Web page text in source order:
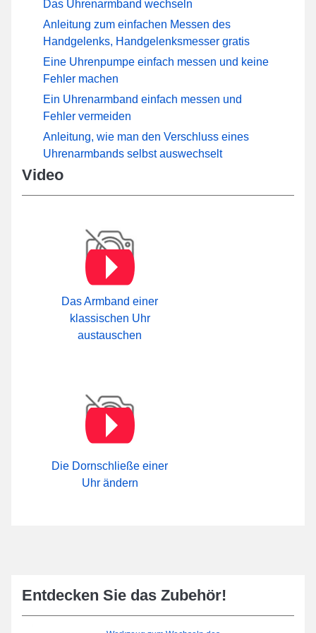
Das Uhrenarmband wechseln
Anleitung zum einfachen Messen des
Handgelenks, Handgelenksmesser gratis
Eine Uhrenpumpe einfach messen und keine
Fehler machen
Ein Uhrenarmband einfach messen und
Fehler vermeiden
Anleitung, wie man den Verschluss eines
Uhrenarmbands selbst auswechselt
Video
Das Armband einer
klassischen Uhr
austauschen
Die Dornschließe einer
Uhr ändern
Entdecken Sie das Zubehör!